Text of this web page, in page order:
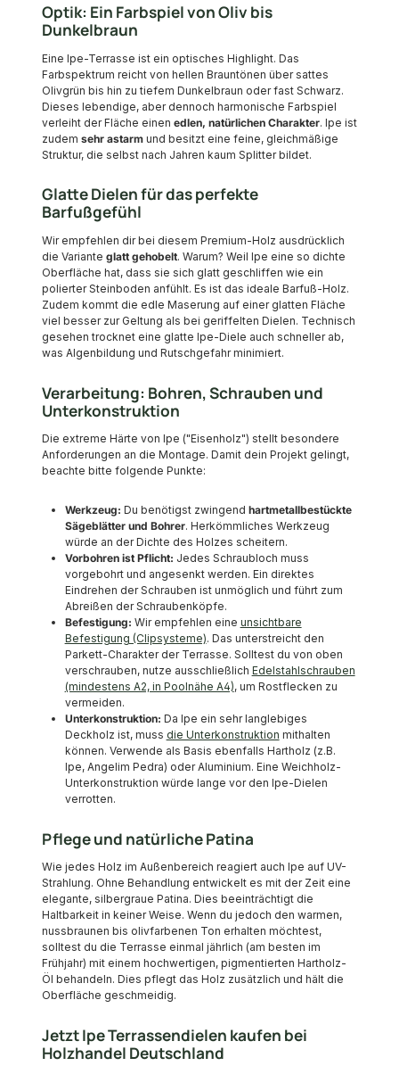
Optik: Ein Farbspiel von Oliv bis
Dunkelbraun
Eine Ipe-Terrasse ist ein optisches Highlight. Das
Farbspektrum reicht von hellen Brauntönen über sattes
Olivgrün bis hin zu tiefem Dunkelbraun oder fast Schwarz.
Dieses lebendige, aber dennoch harmonische Farbspiel
verleiht der Fläche einen edlen, natürlichen Charakter. Ipe ist
zudem sehr astarm und besitzt eine feine, gleichmäßige
Struktur, die selbst nach Jahren kaum Splitter bildet.
Glatte Dielen für das perfekte
Barfußgefühl
Wir empfehlen dir bei diesem Premium-Holz ausdrücklich
die Variante glatt gehobelt. Warum? Weil Ipe eine so dichte
Oberfläche hat, dass sie sich glatt geschliffen wie ein
polierter Steinboden anfühlt. Es ist das ideale Barfuß-Holz.
Zudem kommt die edle Maserung auf einer glatten Fläche
viel besser zur Geltung als bei geriffelten Dielen. Technisch
gesehen trocknet eine glatte Ipe-Diele auch schneller ab,
was Algenbildung und Rutschgefahr minimiert.
Verarbeitung: Bohren, Schrauben und
Unterkonstruktion
Die extreme Härte von Ipe ("Eisenholz") stellt besondere
Anforderungen an die Montage. Damit dein Projekt gelingt,
beachte bitte folgende Punkte:
Werkzeug: Du benötigst zwingend hartmetallbestückte
Sägeblätter und Bohrer. Herkömmliches Werkzeug
würde an der Dichte des Holzes scheitern.
Vorbohren ist Pflicht: Jedes Schraubloch muss
vorgebohrt und angesenkt werden. Ein direktes
Eindrehen der Schrauben ist unmöglich und führt zum
Abreißen der Schraubenköpfe.
Befestigung: Wir empfehlen eine unsichtbare
Befestigung (Clipsysteme). Das unterstreicht den
Parkett-Charakter der Terrasse. Solltest du von oben
verschrauben, nutze ausschließlich Edelstahlschrauben
(mindestens A2, in Poolnähe A4), um Rostflecken zu
vermeiden.
Unterkonstruktion: Da Ipe ein sehr langlebiges
Deckholz ist, muss die Unterkonstruktion mithalten
können. Verwende als Basis ebenfalls Hartholz (z.B.
Ipe, Angelim Pedra) oder Aluminium. Eine Weichholz-
Unterkonstruktion würde lange vor den Ipe-Dielen
verrotten.
Pflege und natürliche Patina
Wie jedes Holz im Außenbereich reagiert auch Ipe auf UV-
Strahlung. Ohne Behandlung entwickelt es mit der Zeit eine
elegante, silbergraue Patina. Dies beeinträchtigt die
Haltbarkeit in keiner Weise. Wenn du jedoch den warmen,
nussbraunen bis olivfarbenen Ton erhalten möchtest,
solltest du die Terrasse einmal jährlich (am besten im
Frühjahr) mit einem hochwertigen, pigmentierten Hartholz-
Öl behandeln. Dies pflegt das Holz zusätzlich und hält die
Oberfläche geschmeidig.
Jetzt Ipe Terrassendielen kaufen bei
Holzhandel Deutschland